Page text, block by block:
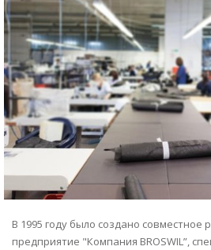
В 1995 году было создано совместное
предприятие "Компания BROSWIL”,